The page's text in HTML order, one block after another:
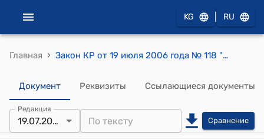
KG RU
Главная › Закон КР от 19 июля 2006 года № 118 "О ратификации Протокола о внесении изменений и дополнений в Договор об учреждении Евразийского экономического сообщества от 10 октября 2000 года, подписанного 25 января 2006 года в городе Санкт-Петербург"
Документ Реквизиты Ссылающиеся документы
Редакция
19.07.2006 Сравнение